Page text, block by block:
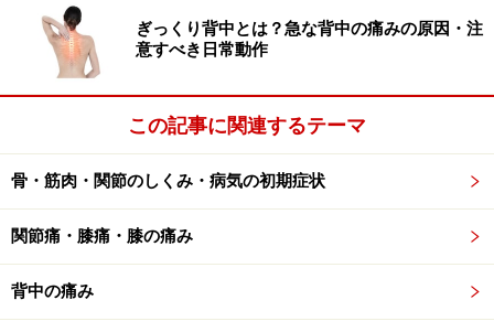
単純X線写真は放射線被爆量も少なく、費用もわずか。
その場で撮影も終了し当日説明をうけられるので、整形
外科では必ず施行します。
腰椎は5個、体の中央にあります。頭側は胸椎と関節で
つながり、足の方向では骨盤の一部である仙骨という骨
とつながっています。5個の腰椎の間にはさまる構造が
椎間板という軟骨です。椎間板は加齢で変性し、しだい
につぶれ、厚みが薄くなります。Aさんの写真では、第4
腰椎と第5腰椎の間の距離が狭くなっています。椎間板
はレントゲンには写りませんが、スペースとして認識で
ぎっくり背中とは？急な背中の痛みの原因・注
意すべき日常動作
この記事に関連するテーマ
骨・筋肉・関節のしくみ・病気の初期症状
関節痛・膝痛・膝の痛み
背中の痛み